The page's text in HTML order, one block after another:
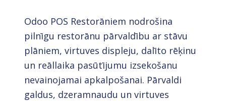
Odoo POS Restorāniem nodrošina
pilnīgu restorānu pārvaldību ar stāvu
plāniem, virtuves displeju, dalīto rēķinu
un reāllaika pasūtījumu izsekošanu
nevainojamai apkalpošanai. Pārvaldi
galdus, dzeramnaudu un virtuves